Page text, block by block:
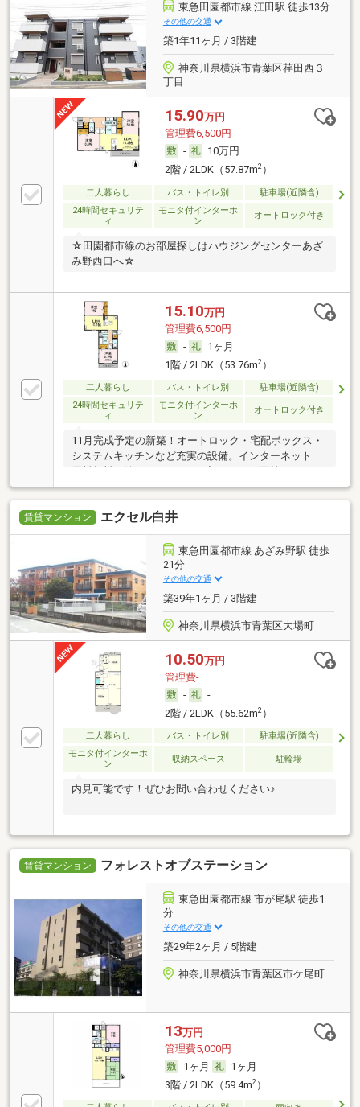
東急田園都市線 江田駅 徒歩13分
その他の交通
築1年11ヶ月 / 3階建
神奈川県横浜市青葉区荏田西３
丁目
15.90万円
管理費6,500円
-
10万円
2階 / 2LDK（57.87m2）
二人暮らし バス・トイレ別
駐車場(近隣含)
24時間セキュリテ
ィ
モニタ付インターホ
ン
オートロック付き
☆田園都市線のお部屋探しはハウジングセンターあざ
み野西口へ☆
15.10万円
管理費6,500円
-
1ヶ月
1階 / 2LDK（53.76m2）
二人暮らし バス・トイレ別
駐車場(近隣含)
24時間セキュリテ
ィ
モニタ付インターホ
ン
オートロック付き
11月完成予定の新築！オートロック・宅配ボックス・
システムキッチンなど充実の設備。インターネット使
すめです。
賃貸マンション エクセル白井
東急田園都市線 あざみ野駅 徒歩
21分
その他の交通
築39年1ヶ月 / 3階建
神奈川県横浜市青葉区大場町
10.50万円
管理費-
-
-
2階 / 2LDK（55.62m2）
二人暮らし バス・トイレ別
駐車場(近隣含)
モニタ付インターホ
ン
収納スペース 駐輪場
内見可能です！ぜひお問い合わせください♪
賃貸マンション フォレストオブステーション
東急田園都市線 市が尾駅 徒歩1
分
その他の交通
築29年2ヶ月 / 5階建
神奈川県横浜市青葉区市ケ尾町
13万円
管理費5,000円
1ヶ月
1ヶ月
3階 / 2LDK（59.4m2）